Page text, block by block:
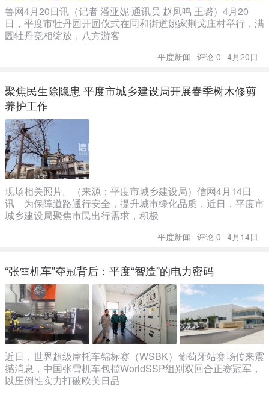
鲁网4月20日讯（记者 潘亚妮 通讯员 赵凤鸣 王璐）4月20
日，平度市牡丹园开园仪式在同和街道姚家荆戈庄村举行，满
园牡丹竞相绽放，八方游客
平度新闻 评论 0 4月20日
聚焦民生除隐患 平度市城乡建设局开展春季树木修剪
养护工作
现场相关照片。（来源：平度市城乡建设局）信网4月14日
讯 为保障道路通行安全，提升城市绿化品质，近日，平度市
城乡建设局聚焦市民出行需求，积极
平度新闻 评论 0 4月14日
“张雪机车”夺冠背后：平度“智造”的电力密码
近日，世界超级摩托车锦标赛（WSBK）葡萄牙站赛场传来震
撼消息，中国张雪机车包揽WorldSSP组别双回合正赛冠军，
以压倒性实力打破欧美日品